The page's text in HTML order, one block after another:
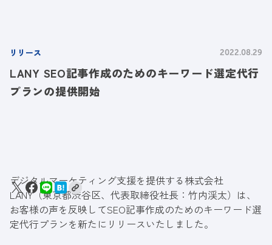
リリース 2022.08.29
LANY SEO記事作成のためのキーワード選定代行
プランの提供開始
デジタルマーケティング支援を提供する株式会社
LANY（東京都渋谷区、代表取締役社長：竹内渓太）は、
お客様の声を反映してSEO記事作成のためのキーワード選
定代行プランを新たにリリースいたしました。